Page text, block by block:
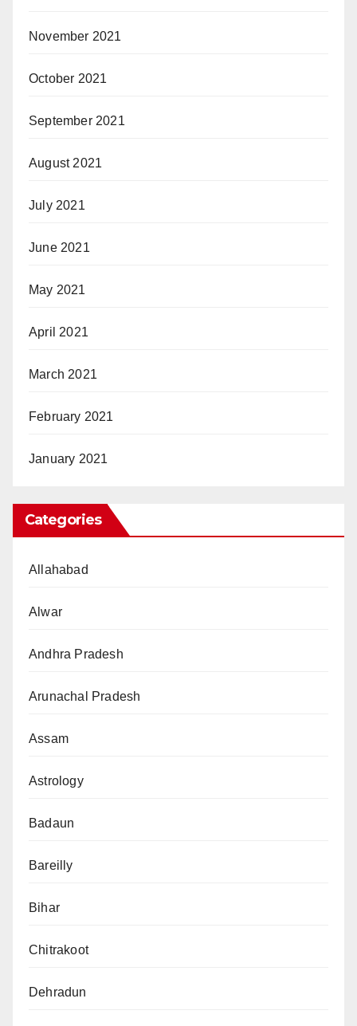
November 2021
October 2021
September 2021
August 2021
July 2021
June 2021
May 2021
April 2021
March 2021
February 2021
January 2021
Categories
Allahabad
Alwar
Andhra Pradesh
Arunachal Pradesh
Assam
Astrology
Badaun
Bareilly
Bihar
Chitrakoot
Dehradun